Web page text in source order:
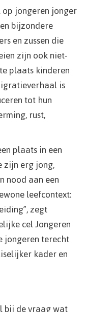
jongeren jonger
bijzondere
en zussen die
zijn ook niet-
plaats kinderen
is
tot hun
rust,
plaats in een
zijn erg jong,
nood aan een
leefcontext:
zegt
cel Jongeren
jongeren terecht
kader en